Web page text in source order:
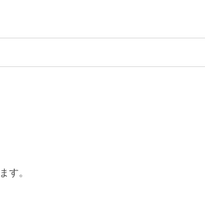
す。